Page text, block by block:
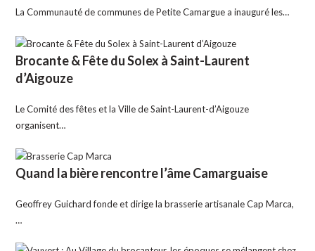
La Communauté de communes de Petite Camargue a inauguré les…
Brocante & Fête du Solex à Saint-Laurent
d’Aigouze
Le Comité des fêtes et la Ville de Saint-Laurent-d’Aigouze
organisent…
Quand la bière rencontre l’âme Camarguaise
Geoffrey Guichard fonde et dirige la brasserie artisanale Cap Marca,
…